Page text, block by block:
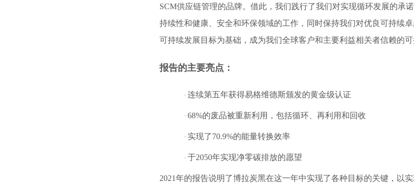
SCM供应链管理的品牌。借此，我们践行了我们对实现循环发展的承
持续性和健康、安全和环保领域的工作，同时保持我们对优良可持续
可持续发展目标为基础，成为我们全球客户和主要利益相关者信赖的
报告的主要亮点 ：
· 连续第五年获得易格维德斯颁发的黄金级认证
· 68%的废品被重新利用，包括循环、再利用和回收
· 实现了70.9%的能量转换效率
· 于2050年实现净零碳排放的愿望
2021年的报告说明了博拉炭黑在这一年中实现了各种目标的关键，以